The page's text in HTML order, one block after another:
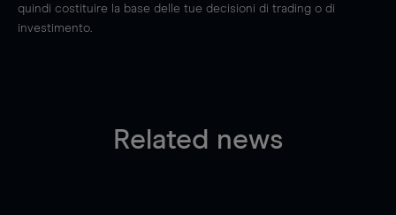
quindi costituire la base delle tue decisioni di trading o di
investimento.
Related news